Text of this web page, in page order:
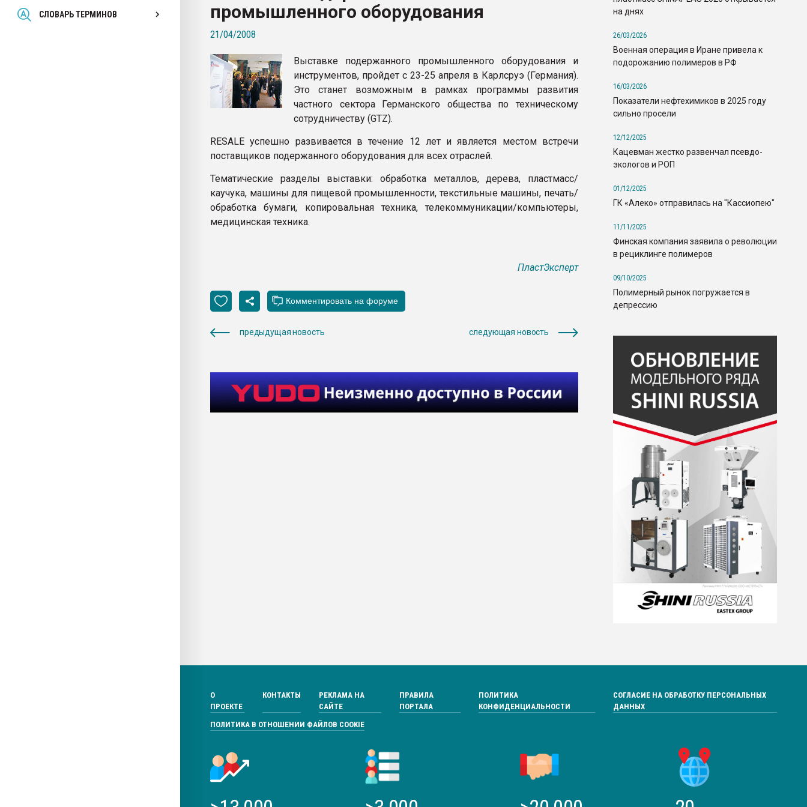
СЛОВАРЬ ТЕРМИНОВ
Всё, что касается выдува ПЭТ
бутылок
ПЕРЕЙТИ НА ФОРУМ
промышленного оборудования
21/04/2008
Выставке подержанного промышленного оборудования и
инструментов, пройдет с 23-25 апреля в Карлсруэ (Германия).
Это станет возможным в рамках программы развития
частного сектора Германского общества по техническому
сотрудничеству (GTZ).
RESALE успешно развивается в течение 12 лет и является местом встречи
поставщиков подержанного оборудования для всех отраслей.
Тематические разделы выставки: обработка металлов, дерева, пластмасс/
каучука, машины для пищевой промышленности, текстильные машины, печать/
обработка бумаги, копировальная техника, телекоммуникации/компьютеры,
медицинская техника.
ПластЭксперт
предыдущая новость следующая новость
на днях
26/03/2026
Военная операция в Иране привела к
подорожанию полимеров в РФ
16/03/2026
Показатели нефтехимиков в 2025 году
сильно просели
12/12/2025
Кацевман жестко развенчал псевдо-
экологов и РОП
01/12/2025
ГК «Алеко» отправилась на "Кассиопею"
11/11/2025
Финская компания заявила о революции
в рециклинге полимеров
09/10/2025
Полимерный рынок погружается в
депрессию
О
ПРОЕКТЕ
КОНТАКТЫ
РЕКЛАМА НА
САЙТЕ
ПРАВИЛА
ПОРТАЛА
ПОЛИТИКА
КОНФИДЕНЦИАЛЬНОСТИ
СОГЛАСИЕ НА ОБРАБОТКУ ПЕРСОНАЛЬНЫХ
ДАННЫХ
ПОЛИТИКА В ОТНОШЕНИИ ФАЙЛОВ COOKIE